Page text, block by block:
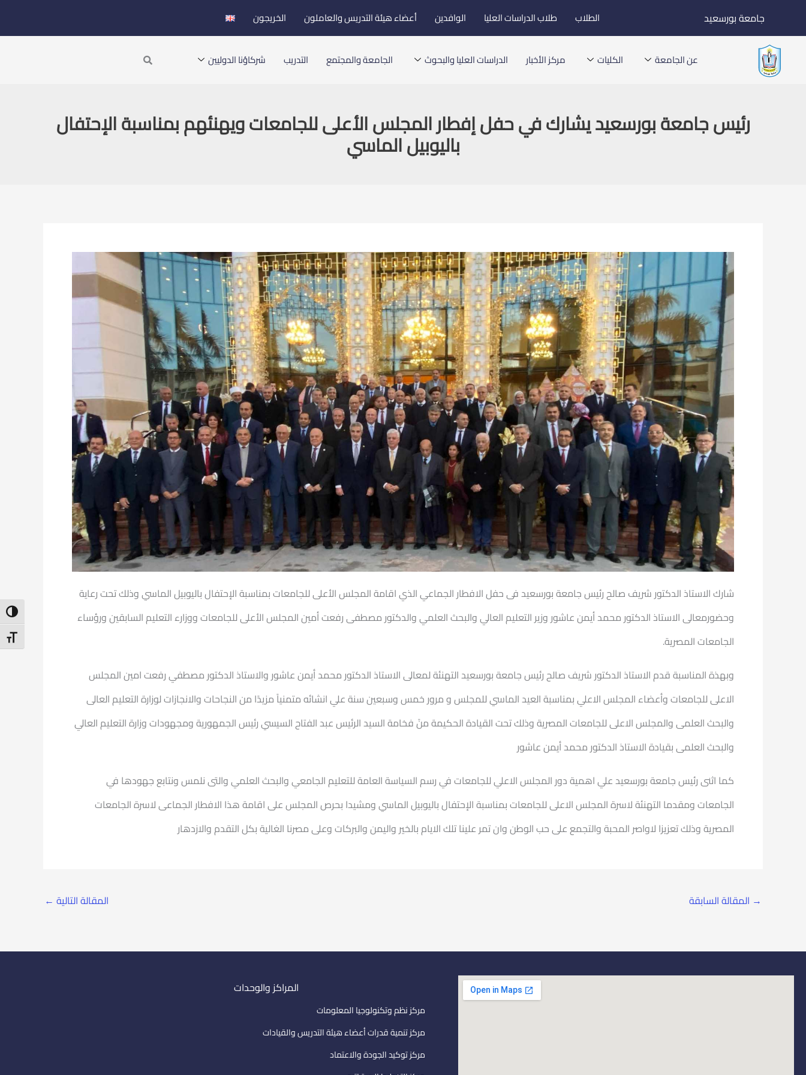
إلى
المحتوى
جامعة بورسعيد الطلاب طلاب الدراسات العليا الوافدين أعضاء هيئة التدريس والعاملون الخريجون
عن الجامعة الكليات مركز الأخبار الدراسات العليا والبحوث الجامعة والمجتمع التدريب شركاؤنا الدوليين Search
رئيس جامعة بورسعيد يشارك في حفل إفطار المجلس الأعلى للجامعات ويهنئهم بمناسبة الإحتفال
باليوبيل الماسي
شارك الاستاذ الدكتور شريف صالح رئيس جامعة بورسعيد فى حفل الافطارالجماعي الذي اقامة المجلس الأعلى للجامعات بمناسبة الإحتفال باليوبيل الماسي وذلك تحت رعاية
وحضورمعالى الاستاذ الدكتور محمد أيمن عاشور وزير التعليم العالي والبحث العلمي والدكتور مصطفى رفعت أمين المجلس الأعلى للجامعات ووزارء التعليم السابقين ورؤساء
الجامعات المصرية.
وبهذة المناسبة قدم الاستاذ الدكتور شريف صالح رئيس جامعة بورسعيد التهنئة لمعالى الاستاذ الدكتور محمد أيمن عاشور والاستاذ الدكتور مصطفي رفعت امين المجلس
الاعلى للجامعات وأعضاء المجلس الاعلي بمناسبة العيد الماسي للمجلس و مرور خمس وسبعين سنة علي انشائه متمنياً مزيدًا من النجاحات والانجازات لوزارة التعليم العالى
والبحث العلمى والمجلس الاعلى للجامعات المصرية وذلك تحت القيادة الحكيمة منً فخامة السيد الرئيس عبد الفتاح السيسي رئيس الجمهورية ومجهودات وزارة التعليم العالي
والبحث العلمى بقيادة الاستاذ الدكتور محمد أيمن عاشور
كما اثنى رئيس جامعة بورسعيد علي اهمية دور المجلس الاعلي للجامعات في رسم السياسة العامة للتعليم الجامعي والبحث العلمي والتى نلمس ونتابع جهودها في
الجامعات ومقدما التهنئة لاسرة المجلس الاعلى للجامعات بمناسبة الإحتفال باليوبيل الماسي ومشيدا بحرص المجلس على اقامة هذا الافطار الجماعى لاسرة الجامعات
المصرية وذلك تعزيزا لاواصر المحبة والتجمع على حب الوطن وان تمر علينا تلك الايام بالخير واليمن والبركات وعلى مصرنا الغالية بكل التقدم والازدهار
→ المقالة السابقة المقالة التالية ←
المراكز والوحدات
مركز نظم وتكنولوجيا المعلومات
مركز تنمية قدرات أعضاء هيئة التدريس والقيادات
مركز توكيد الجودة والاعتماد